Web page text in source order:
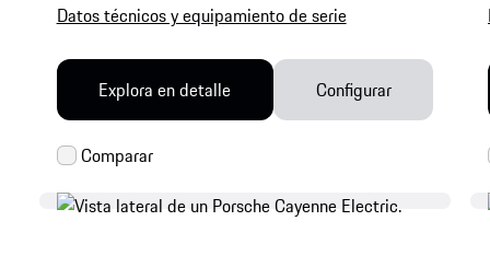
Datos técnicos y equipamiento de serie
Explora en detalle Configurar